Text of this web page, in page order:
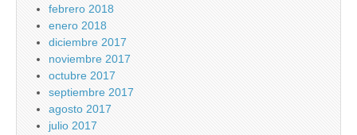
febrero 2018
enero 2018
diciembre 2017
noviembre 2017
octubre 2017
septiembre 2017
agosto 2017
julio 2017